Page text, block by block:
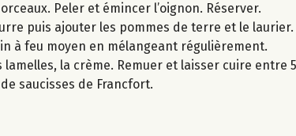
Peler et émincer l’oignon. Réserver.
puis ajouter les pommes de terre et le
à feu moyen en mélangeant régulièrement.
la crème. Remuer et laisser cuire entre
saucisses de Francfort.